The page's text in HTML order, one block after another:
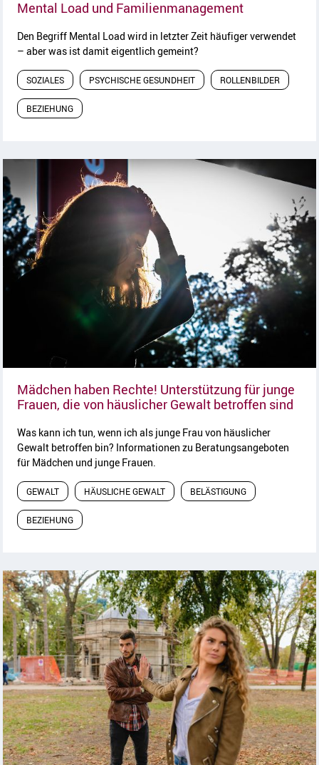
Mental Load und FamilienmanagementArtikel lesen
Den Begriff Mental Load wird in letzter Zeit häufiger verwendet
– aber was ist damit eigentlich gemeint?
SOZIALES PSYCHISCHE GESUNDHEIT ROLLENBILDER
BEZIEHUNG
Mädchen haben Rechte! Unterstützung für junge
Frauen, die von häuslicher Gewalt betroffen sind
Was kann ich tun, wenn ich als junge Frau von häuslicher
Gewalt betroffen bin? Informationen zu Beratungsangeboten
für Mädchen und junge Frauen.
GEWALT HÄUSLICHE GEWALT BELÄSTIGUNG
BEZIEHUNG